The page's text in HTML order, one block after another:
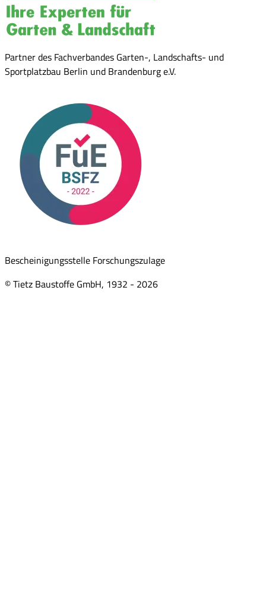
Partner des Fachverbandes Garten-, Landschafts- und
Sportplatzbau Berlin und Brandenburg e.V.
Bescheinigungsstelle Forschungszulage
© Tietz Baustoffe GmbH, 1932 - 2026